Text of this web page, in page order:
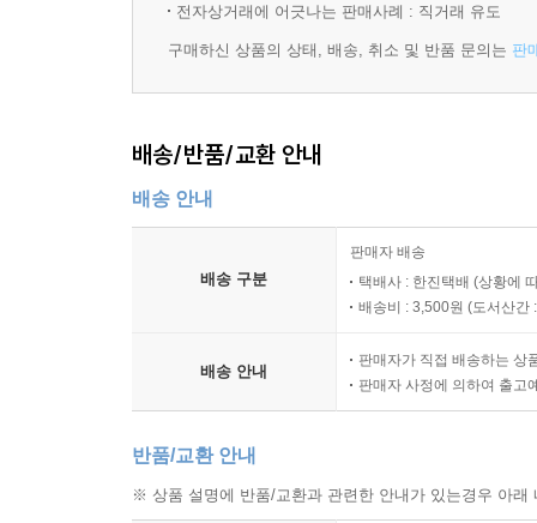
DAY 5. 어머니의 사역 _ 259
DAY 2. 어머니의 의무 _ 285
DAY 4. 어머니의 훈련 _ 309
WEEK 8.세상과의 관계: 여성의 일과 사역
DAY 2. 여성의 일 (2) _ 339
DAY 3. 여성의 사역 ( 1 ) 비전 _ 347
DAY 5. 사역에서 여성의 역할 _ 363
전자상거래에 어긋나는 판매사례 : 직거래 유도
구매하신 상품의 상태, 배송, 취소 및 반품 문의는 판
배송/반품/교환 안내
배송 안내
배송 구분
판매자 배송
택배사 : 한진택배 (상황에
배송비 : 3,500원 (도서산간
배송 안내
판매자가 직접 배송하는 상
판매자 사정에 의하여 출고
반품/교환 안내
※ 상품 설명에 반품/교환과 관련한 안내가 있는경우 아